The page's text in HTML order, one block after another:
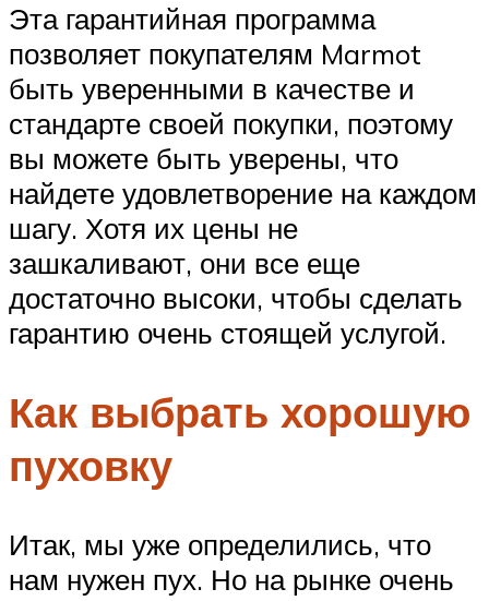
Эта гарантийная программа
позволяет покупателям Marmot
быть уверенными в качестве и
стандарте своей покупки, поэтому
вы можете быть уверены, что
найдете удовлетворение на каждом
шагу. Хотя их цены не
зашкаливают, они все еще
достаточно высоки, чтобы сделать
гарантию очень стоящей услугой.
Как выбрать хорошую
пуховку
Итак, мы уже определились, что
нам нужен пух. Но на рынке очень